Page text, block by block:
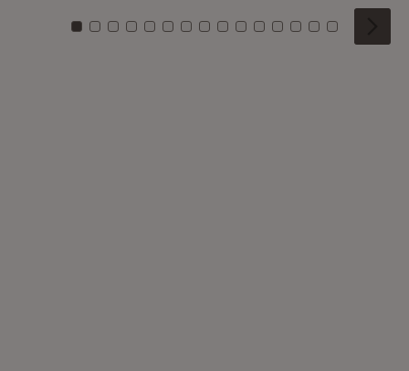
Zu Kachel: 0
Zu Kachel: 1
Zu Kachel: 2
Zu Kachel: 3
Zu Kachel: 4
Zu Kachel: 5
Zu Kachel: 6
Zu Kachel: 7
Zu Kachel: 8
Zu Kachel: 9
Zu Kachel: 10
Zu Kachel: 11
Zu Kachel: 12
Zu Kachel:
Zu